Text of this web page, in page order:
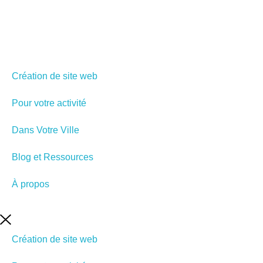
Création de site web
Pour votre activité
Dans Votre Ville
Blog et Ressources
À propos
Création de site web